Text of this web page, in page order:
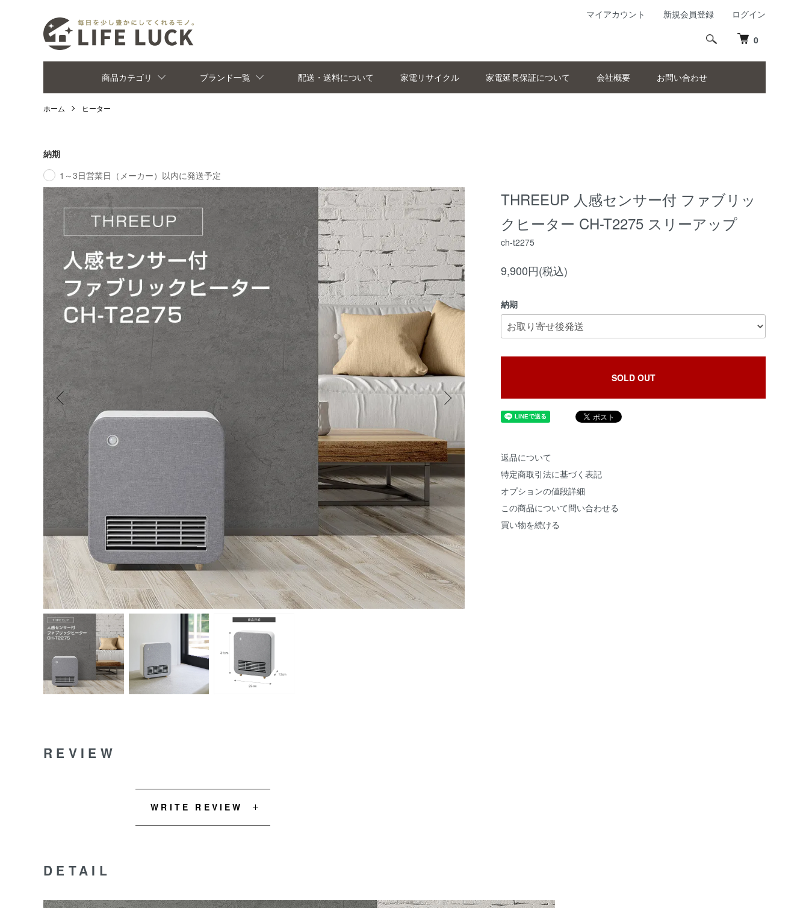
0
商品カテゴリ ブランド一覧 配送・送料について 家電リサイクル 家電延長保証について 会社概要 お問い合わせ
マイアカウント 新規会員登録 ログイン
ホーム ヒーター
納期
1～3日営業日（メーカー）以内に発送予定
THREEUP 人感センサー付 ファブリッ
クヒーター CH-T2275 スリーアップ
ch-t2275
9,900円(税込)
納期
SOLD OUT
返品について
特定商取引法に基づく表記
オプションの値段詳細
この商品について問い合わせる
買い物を続ける
DETAIL
REVIEW
WRITE REVIEW